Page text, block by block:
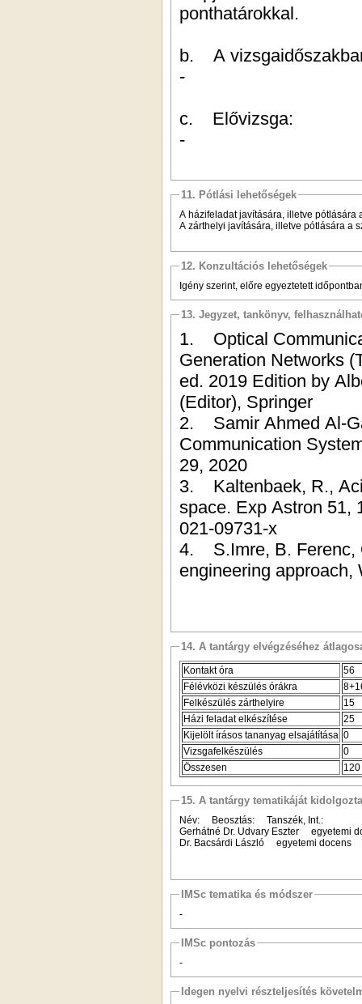
ponthatárokkal.
b. A
-
c. Elővizsga:
-
11. Pótlási lehetőségek
A házifeladat javítására, illetve
A zárthelyi javítására, illetve pótlására a
12. Konzultációs lehetőségek
Igény szerint, előre egyeztetett
13. Jegyzet, tankönyv,
1. Optical
Generation Networks
ed. 2019 Edition by
(Editor), Springer
2. Samir Ahmed Al-
Communication
29, 2020
3. Kaltenbaek, R.,
space. Exp Astron 51,
021-09731-x
4. S.Imre, B. Ferenc,
engineering
14. A tantárgy elvégzéséhez
Kontakt óra
56
Félévközi készülés órákra
Felkészülés zárthelyire
15
Házi feladat elkészítése
25
Kijelölt írásos tananyag elsajátítása 0
Vizsgafelkészülés
0
Összesen
120
15. A tantárgy tematikáját kidolgozta
Név: Beosztás: Tanszék, Int.:
Gerhátné Dr. Udvary Eszter egyetemi
Dr. Bacsárdi László egyetemi docens
IMSc tematika és módszer
-
IMSc pontozás
-
Idegen nyelvi részteljesítés